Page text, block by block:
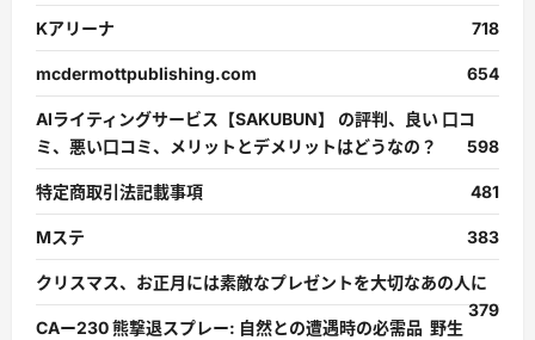
Kアリーナ 718
mcdermottpublishing.com 654
AIライティングサービス【SAKUBUN】 の評判、良い 口コ
ミ、悪い口コミ、メリットとデメリットはどうなの？
598
特定商取引法記載事項 481
Mステ 383
クリスマス、お正月には素敵なプレゼントを大切なあの人に
379
CAー230 熊撃退スプレー: 自然との遭遇時の必需品 野生